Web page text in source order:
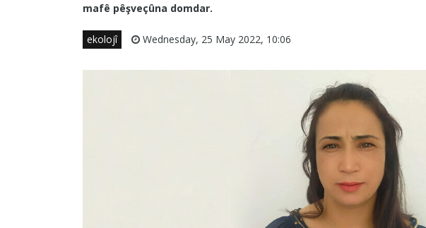
mafê pêşveçûna domdar.
ekolojî Wednesday, 25 May 2022, 10:06